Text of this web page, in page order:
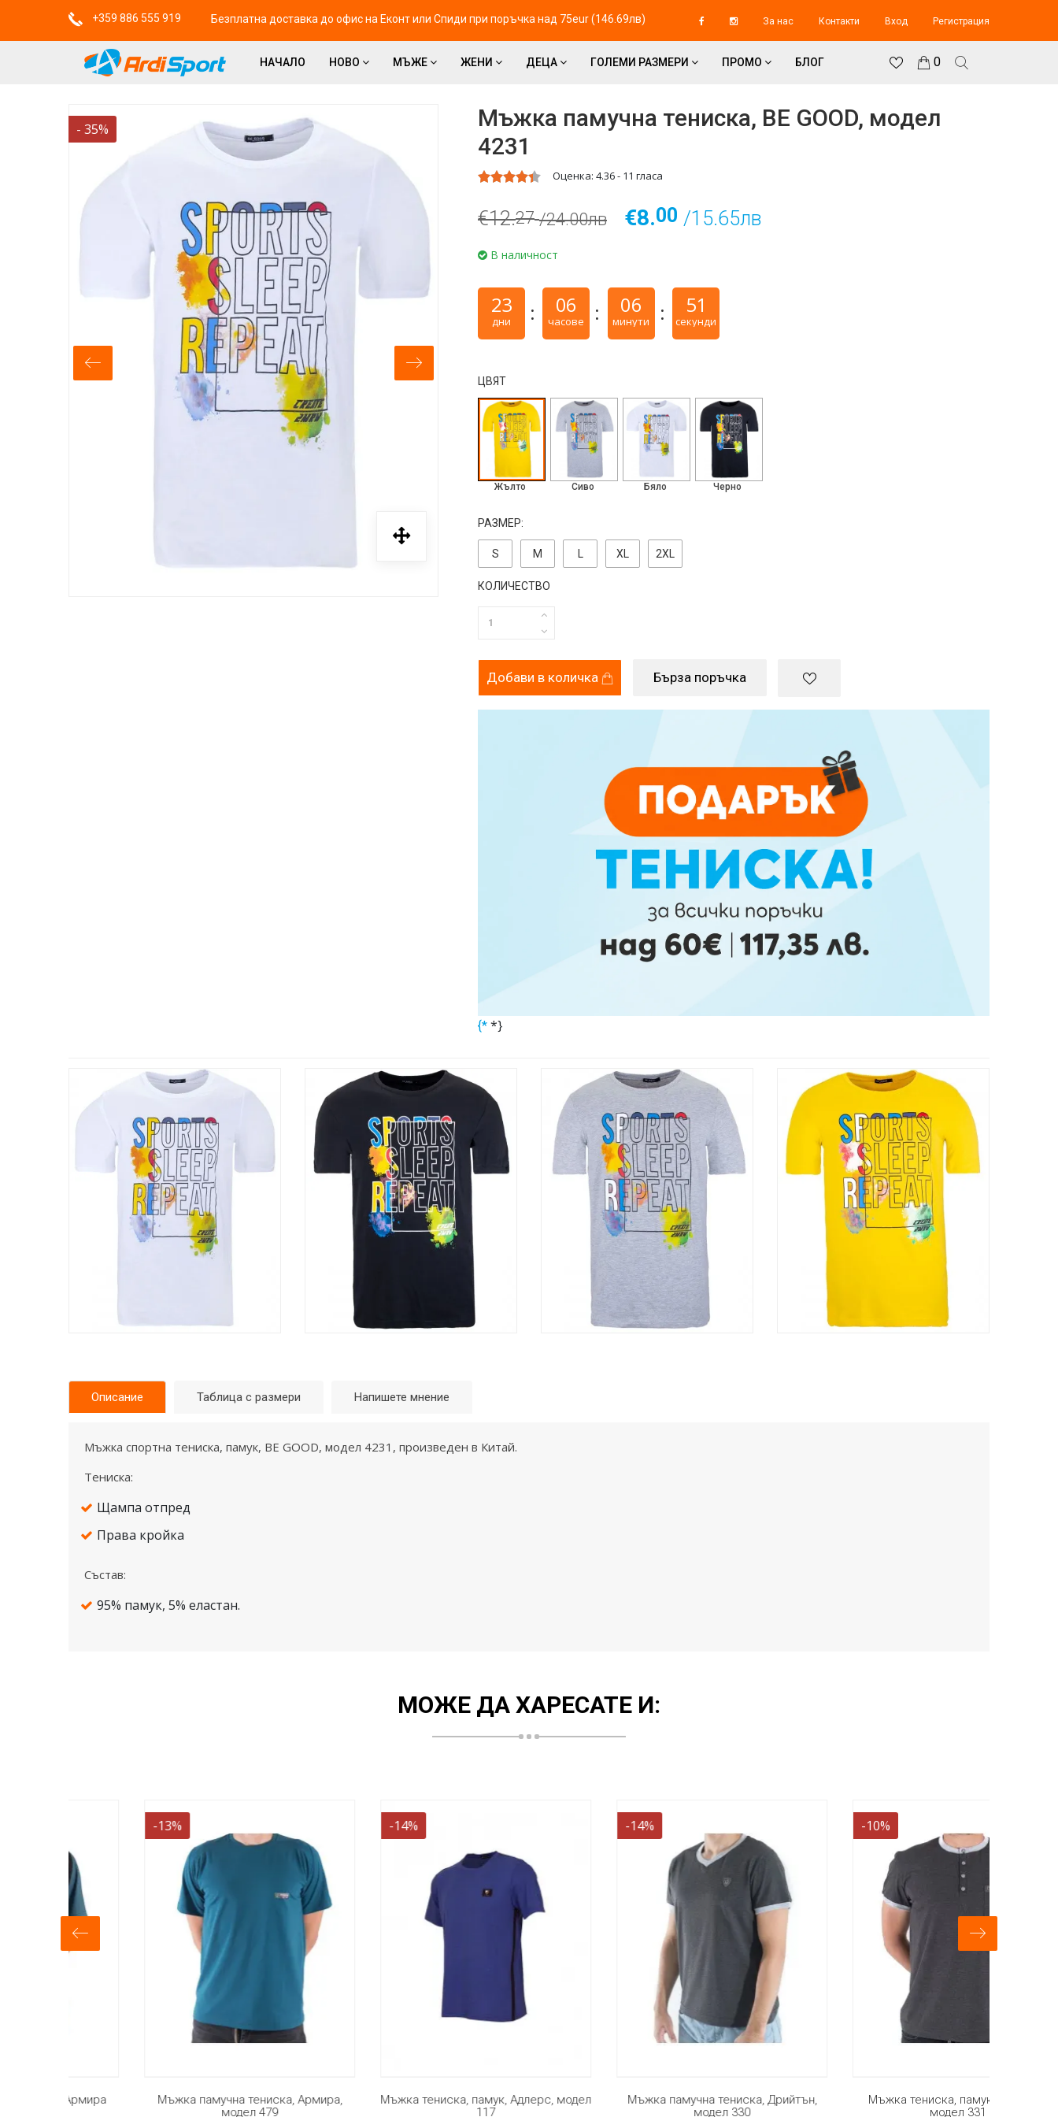
+359 886 555 919 Безплатна доставка до офис на Eконт или Спиди при поръчка над 75eur (146.69лв) За нас Контакти Вход Регистрация
НАЧАЛО НОВО МЪЖЕ ЖЕНИ ДЕЦА ГОЛЕМИ РАЗМЕРИ ПРОМО БЛОГ 0
- 35%
Мъжка памучна тениска, BE GOOD, модел
4231
Оценка: 4.36- 11 гласа
€12.27 /24.00лв €8.00 /15.65лв
В наличност
23
дни
06
часове
06
минути
50
секунди
ЦВЯТ
Жълто Сиво Бяло Черно
РАЗМЕР:
S M L ХL 2ХL
КОЛИЧЕСТВО
Добави в количка Бърза поръчка
{* *}
Описание Таблица с размери Напишете мнение
Mъжка спортна тениска, памук, BE GOOD, модел 4231, произведен в Китай.
Тениска:
Щампа отпред
Права кройка
Състав:
95% памук, 5% еластан.
МОЖЕ ДА ХАРЕСАТЕ И:
Мъжка памучна тениска, Армира,
Мъжка тениска, памук, Адлерс, модел
Мъжка памучна тениска, Дрийтън,
Мъжка тениска, памук, Дрийтън,